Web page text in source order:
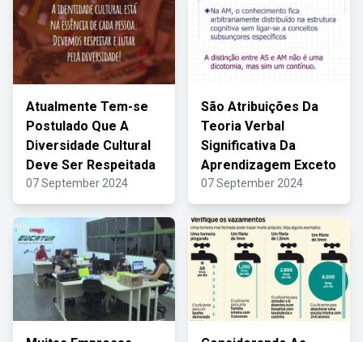
Atualmente Tem-se
Postulado Que A
Diversidade Cultural
Deve Ser Respeitada
07 September 2024
São Atribuições Da
Teoria Verbal
Significativa Da
Aprendizagem Exceto
07 September 2024